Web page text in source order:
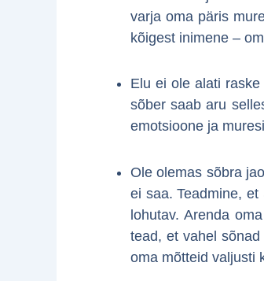
varja oma päris
kõigest inimene –
Elu ei ole alati
sõber saab aru
emotsioone ja
Ole olemas sõbra
ei saa. Teadmine,
lohutav. Arenda
tead, et vahel
oma mõtteid valjusti